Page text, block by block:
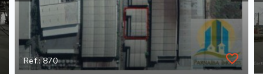
Ref.: 870